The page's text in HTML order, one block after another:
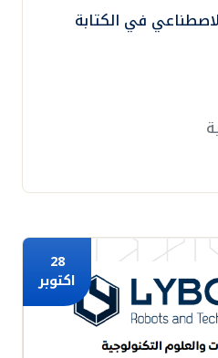
في الكتابة
28
اكتوبر